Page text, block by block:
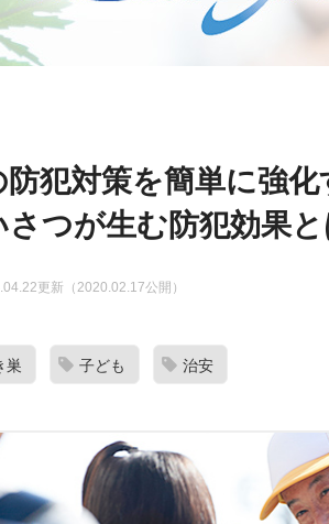
防犯対策を簡単に強
さつが生む防犯効果と
更新（2020.02.17公開）
巣 子ども 治安